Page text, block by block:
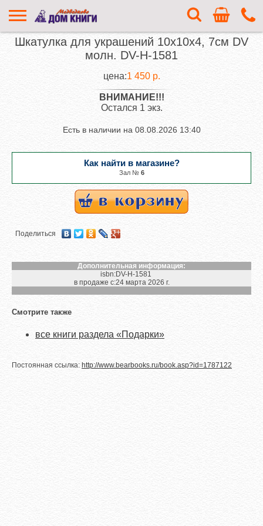
Шкатулка для украшений 10х10х4, 7см DV
молн. DV-H-1581
Поделиться
Дополнительная информация:
isbn:DV-H-1581
в продаже с:24 марта 2026 г.
Смотрите также
все книги раздела «Подарки»
Постоянная ссылка: http://www.bearbooks.ru/book.asp?id=1787122
цена:1 450 р.
ВНИМАНИЕ!!!
Остался 1 экз.
Есть в наличии на 08.08.2026 13:40
Как найти в магазине?
Зал № 6